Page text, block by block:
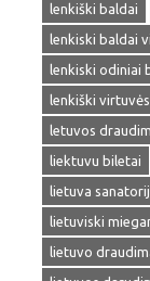
lenkiški baldai
lenkiski baldai
lenkiski odiniai
lenkiški
letuvos
liektuvu biletai
lietuva
lietuviski
lietuvo